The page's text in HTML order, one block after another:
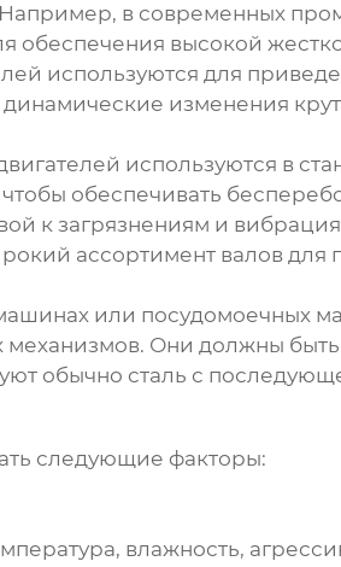
в современных
высокой
используются для
изменения
используются в
обеспечивать
к загрязнениям и
ассортимент валов
или посудомоечных
Они должны
обычно сталь с
следующие факторы:
влажность,